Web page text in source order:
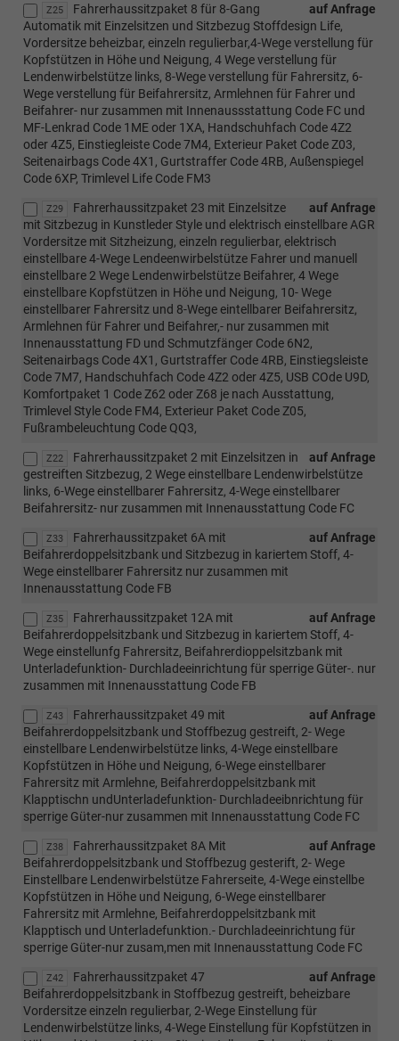
Z25 auf Anfrage
Fahrerhaussitzpaket 8 für 8-Gang
Automatik mit Einzelsitzen und Sitzbezug Stoffdesign Life,
Vordersitze beheizbar, einzeln regulierbar,4-Wege verstellung für
Kopfstützen in Höhe und Neigung, 4 Wege verstellung für
Lendenwirbelstütze links, 8-Wege verstellung für Fahrersitz, 6-
Wege verstellung für Beifahrersitz, Armlehnen für Fahrer und
Beifahrer- nur zusammen mit Innenaussstattung Code FC und
MF-Lenkrad Code 1ME oder 1XA, Handschuhfach Code 4Z2
oder 4Z5, Einstiegleiste Code 7M4, Exterieur Paket Code Z03,
Seitenairbags Code 4X1, Gurtstraffer Code 4RB, Außenspiegel
Code 6XP, Trimlevel Life Code FM3
Z29 auf Anfrage
Fahrerhaussitzpaket 23 mit Einzelsitze
mit Sitzbezug in Kunstleder Style und elektrisch einstellbare AGR
Vordersitze mit Sitzheizung, einzeln regulierbar, elektrisch
einstellbare 4-Wege Lendeenwirbelstütze Fahrer und manuell
einstellbare 2 Wege Lendenwirbelstütze Beifahrer, 4 Wege
einstellbare Kopfstützen in Höhe und Neigung, 10- Wege
einstellbarer Fahrersitz und 8-Wege eintellbarer Beifahrersitz,
Armlehnen für Fahrer und Beifahrer,- nur zusammen mit
Innenausstattung FD und Schmutzfänger Code 6N2,
Seitenairbags Code 4X1, Gurtstraffer Code 4RB, Einstiegsleiste
Code 7M7, Handschuhfach Code 4Z2 oder 4Z5, USB COde U9D,
Komfortpaket 1 Code Z62 oder Z68 je nach Ausstattung,
Trimlevel Style Code FM4, Exterieur Paket Code Z05,
Fußrambeleuchtung Code QQ3,
Z22 auf Anfrage
Fahrerhaussitzpaket 2 mit Einzelsitzen in
gestreiften Sitzbezug, 2 Wege einstellbare Lendenwirbelstütze
links, 6-Wege einstellbarer Fahrersitz, 4-Wege einstellbarer
Beifahrersitz- nur zusammen mit Innenausstattung Code FC
Z33 auf Anfrage
Fahrerhaussitzpaket 6A mit
Beifahrerdoppelsitzbank und Sitzbezug in kariertem Stoff, 4-
Wege einstellbarer Fahrersitz nur zusammen mit
Innenausstattung Code FB
Z35 auf Anfrage
Fahrerhaussitzpaket 12A mit
Beifahrerdoppelsitzbank und Sitzbezug in kariertem Stoff, 4-
Wege einstellunfg Fahrersitz, Beifahrerdioppelsitzbank mit
Unterladefunktion- Durchladeeinrichtung für sperrige Güter-. nur
zusammen mit Innenausstattung Code FB
Z43 auf Anfrage
Fahrerhaussitzpaket 49 mit
Beifahrerdoppelsitzbank und Stoffbezug gestreift, 2- Wege
einstellbare Lendenwirbelstütze links, 4-Wege einstellbare
Kopfstützen in Höhe und Neigung, 6-Wege einstellbarer
Fahrersitz mit Armlehne, Beifahrerdoppelsitzbank mit
Klapptischn undUnterladefunktion- Durchladeeibnrichtung für
sperrige Güter-nur zusammen mit Innenausstattung Code FC
Z38 auf Anfrage
Fahrerhaussitzpaket 8A Mit
Beifahrerdoppelsitzbank und Stoffbezug gesterift, 2- Wege
Einstellbare Lendenwirbelstütze Fahrerseite, 4-Wege einstellbe
Kopfstützen in Höhe und Neigung, 6-Wege einstellbarer
Fahrersitz mit Armlehne, Beifahrerdoppelsitzbank mit
Klapptisch und Unterladefunktion.- Durchladeeinrichtung für
sperrige Güter-nur zusam,men mit Innenausstattung Code FC
Z42 auf Anfrage
Fahrerhaussitzpaket 47
Beifahrerdoppelsitzbank in Stoffbezug gestreift, beheizbare
Vordersitze einzeln regulierbar, 2-Wege Einstellung für
Lendenwirbelstütze links, 4-Wege Einstellung für Kopfstützen in